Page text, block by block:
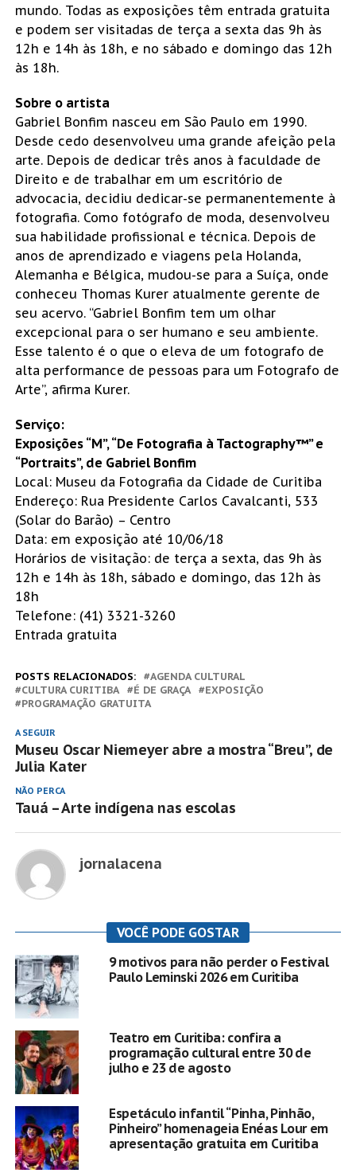
mundo. Todas as exposições têm entrada gratuita
e podem ser visitadas de terça a sexta das 9h às
12h e 14h às 18h, e no sábado e domingo das 12h
às 18h.
Sobre o artista
Gabriel Bonfim nasceu em São Paulo em 1990.
Desde cedo desenvolveu uma grande afeição pela
arte. Depois de dedicar três anos à faculdade de
Direito e de trabalhar em um escritório de
advocacia, decidiu dedicar-se permanentemente à
fotografia. Como fotógrafo de moda, desenvolveu
sua habilidade profissional e técnica. Depois de
anos de aprendizado e viagens pela Holanda,
Alemanha e Bélgica, mudou-se para a Suíça, onde
conheceu Thomas Kurer atualmente gerente de
seu acervo. “Gabriel Bonfim tem um olhar
excepcional para o ser humano e seu ambiente.
Esse talento é o que o eleva de um fotografo de
alta performance de pessoas para um Fotografo de
Arte”, afirma Kurer.
Serviço:
Exposições “M”, “De Fotografia à Tactography™” e
“Portraits”, de Gabriel Bonfim
Local: Museu da Fotografia da Cidade de Curitiba
Endereço: Rua Presidente Carlos Cavalcanti, 533
(Solar do Barão) – Centro
Data: em exposição até 10/06/18
Horários de visitação: de terça a sexta, das 9h às
12h e 14h às 18h, sábado e domingo, das 12h às
18h
Telefone: (41) 3321-3260
Entrada gratuita
POSTS RELACIONADOS:
AGENDA CULTURAL
CULTURA CURITIBA
É DE GRAÇA
EXPOSIÇÃO
PROGRAMAÇÃO GRATUITA
A SEGUIR
Museu Oscar Niemeyer abre a mostra “Breu”, de
Julia Kater
NÃO PERCA
Tauá – Arte indígena nas escolas
jornalacena
VOCÊ PODE GOSTAR
9 motivos para não perder o Festival
Paulo Leminski 2026 em Curitiba
Teatro em Curitiba: confira a
programação cultural entre 30 de
julho e 23 de agosto
Espetáculo infantil “Pinha, Pinhão,
Pinheiro” homenageia Enéas Lour em
apresentação gratuita em Curitiba